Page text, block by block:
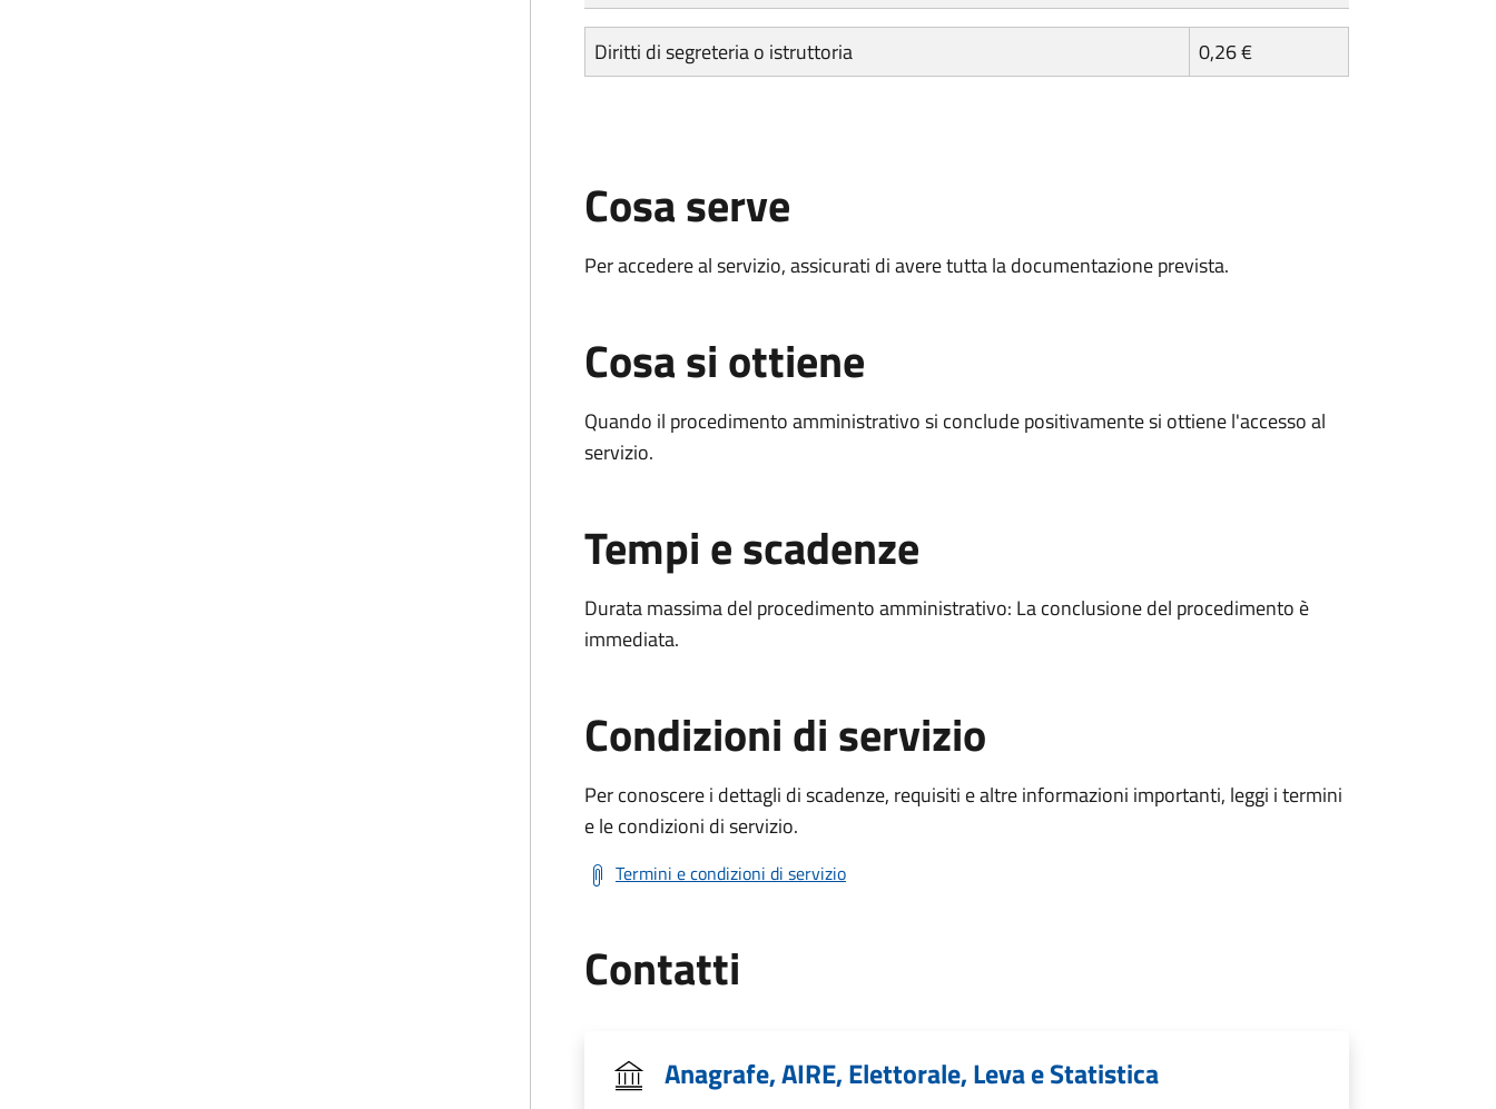
Diritti di segreteria o istruttoria 0,26 €
Cosa serve
Per accedere al servizio, assicurati di avere tutta la documentazione prevista.
Cosa si ottiene
Quando il procedimento amministrativo si conclude positivamente si ottiene l'accesso al
servizio.
Tempi e scadenze
Durata massima del procedimento amministrativo: La conclusione del procedimento è
immediata.
Condizioni di servizio
Per conoscere i dettagli di scadenze, requisiti e altre informazioni importanti, leggi i termini
e le condizioni di servizio.
Termini e condizioni di servizio
Contatti
Anagrafe, AIRE, Elettorale, Leva e Statistica